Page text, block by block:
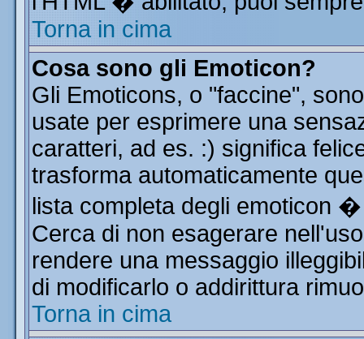
Torna in cima
Cosa sono gli Emoticon?
Gli Emoticons, o "faccine",
usate per esprimere una
caratteri, ad es. :) significa
trasforma automaticamente
lista completa degli emoticon
Cerca di non esagerare
rendere una messaggio
di modificarlo o addirittura
Torna in cima